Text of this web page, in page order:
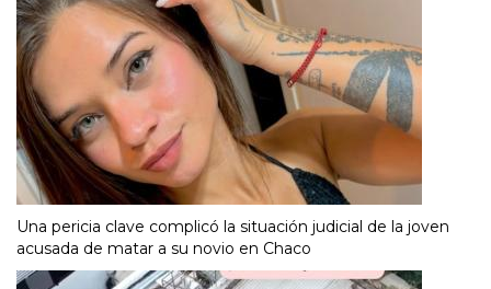
Una pericia clave complicó la situación judicial de la joven
acusada de matar a su novio en Chaco